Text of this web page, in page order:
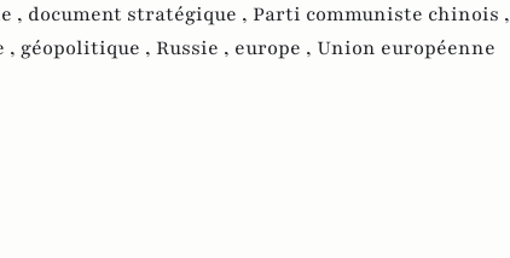
, document stratégique , Parti communiste chinois ,
, géopolitique , Russie , europe , Union européenne